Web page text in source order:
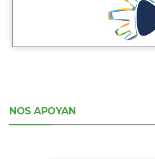
NOS APOYAN